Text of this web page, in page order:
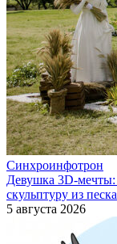
Синхроинфотрон
Девушка 3D-мечты:
скульптуру из песка
5 августа 2026